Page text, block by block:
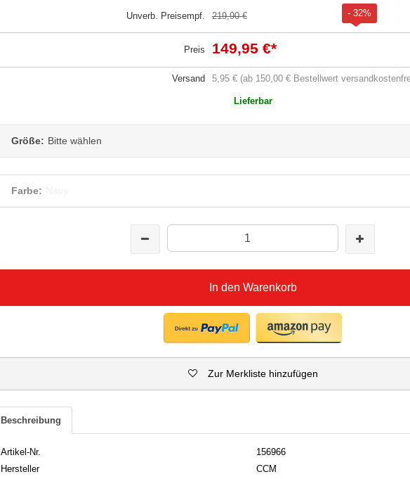
Unverb. Preisempf. 219,90 € - 32%
Preis 149,95 €*
Versand 5,95 € (ab 150,00 € Bestellwert
Lieferbar
Größe: Bitte wählen
Farbe:
In den Warenkorb
Zur Merkliste hinzufügen
Beschreibung
Artikel-Nr.
156966
Hersteller
CCM